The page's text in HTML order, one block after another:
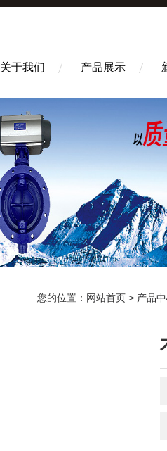
关于我们 产品展示
您的位置： 网站首页 > 产品